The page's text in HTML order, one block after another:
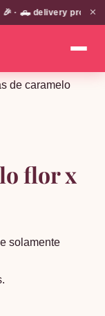
· 🛻 delivery propio en
✕
de caramelo
flor x
solamente